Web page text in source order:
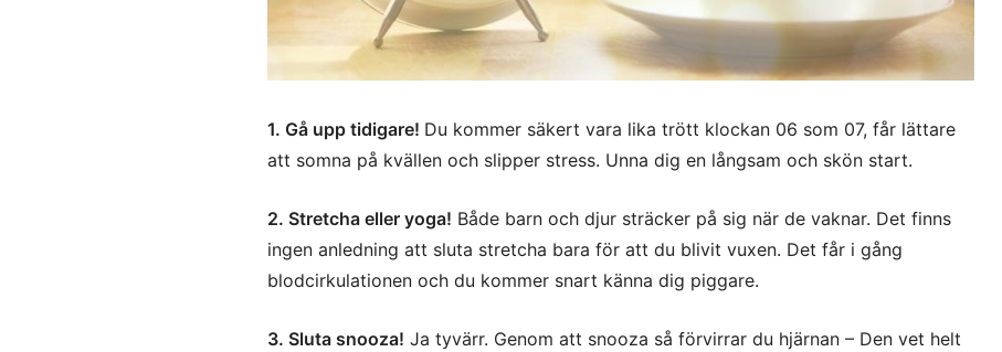
1. Gå upp tidigare! Du kommer säkert vara lika trött klockan 06 som 07, får lättare
att somna på kvällen och slipper stress. Unna dig en långsam och skön start.
2. Stretcha eller yoga! Både barn och djur sträcker på sig när de vaknar. Det finns
ingen anledning att sluta stretcha bara för att du blivit vuxen. Det får i gång
blodcirkulationen och du kommer snart känna dig piggare.
3. Sluta snooza! Ja tyvärr. Genom att snooza så förvirrar du hjärnan – Den vet helt